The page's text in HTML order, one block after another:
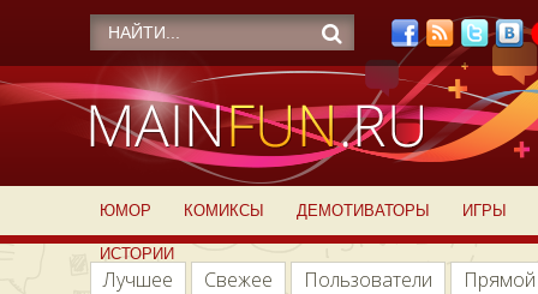
ЮМОР КОМИКСЫ ДЕМОТИВАТОРЫ ИГРЫ
ИСТОРИИ
Лучшее Свежее Пользователи